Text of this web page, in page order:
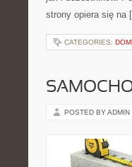
strony opiera się na
CATEGORIES:
POSTED BY ADMIN